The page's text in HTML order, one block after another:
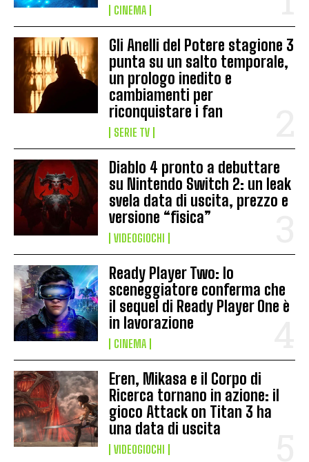
CINEMA
Gli Anelli del Potere stagione 3
punta su un salto temporale,
un prologo inedito e
cambiamenti per
riconquistare i fan
SERIE TV
Diablo 4 pronto a debuttare
su Nintendo Switch 2: un leak
svela data di uscita, prezzo e
versione “fisica”
VIDEOGIOCHI
Ready Player Two: lo
sceneggiatore conferma che
il sequel di Ready Player One è
in lavorazione
CINEMA
Eren, Mikasa e il Corpo di
Ricerca tornano in azione: il
gioco Attack on Titan 3 ha
una data di uscita
VIDEOGIOCHI